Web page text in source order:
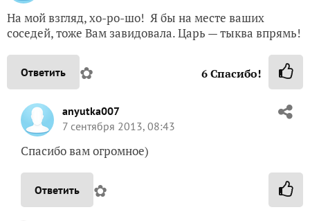
На мой взгляд, хо-ро-шо! Я бы на месте ваших
соседей, тоже Вам завидовала. Царь — тыква впрямь!
Ответить ✿ 6Спасибо!
anyutka007
7 сентября 2013, 08:43
Спасибо вам огромное)
Ответить ✿